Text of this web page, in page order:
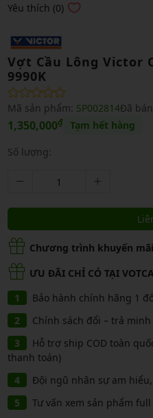
Yêu thích (0)
Vợt Cầu Lông Victor
9990K
Mã sản phẩm: SP002814Đã
1,350,000₫ Tạm hết hàng
Số lượng:
Chương trình khuyến
ƯU ĐÃI CHỈ CÓ TẠI
Bảo hành chính hãng 1
Chính sách đổi – trả
Hỗ trợ ship COD toàn
thanh toán)
Đội ngũ nhân sự am
Tư vấn xem sản phẩm